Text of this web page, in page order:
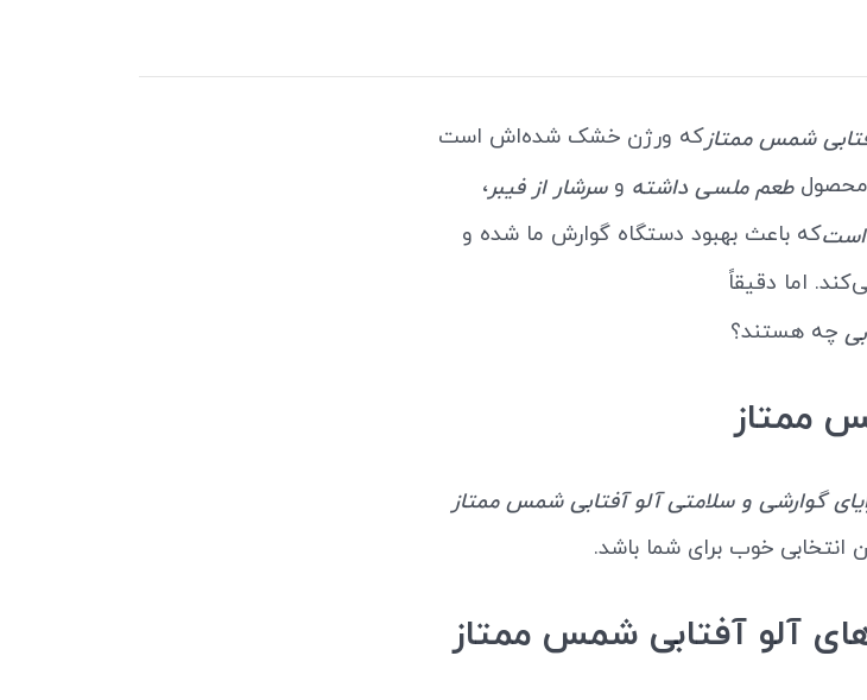
شمس ممتازکه ورژن خشک شده‌اش است
محصولطعم ملسی داشته وسرشار از فیبر،
استکه باعث بهبود دستگاه گوارش ما شده و
اما دقیقاً
چه هستند؟
ممتاز
گوارشی و سلامتی آلو آفتابی شمس ممتاز
خوب برای شما باشد.
آلو آفتابی شمس ممتاز